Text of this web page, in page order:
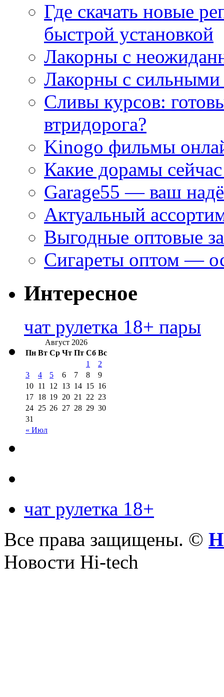
Где скачать новые
быстрой установкой
Лакорны с
Лакорны с сильными
Сливы курсов:
втридорога?
Kinogo фильмы
Какие дорамы
Garage55 — ваш
Актуальный
Выгодные оптовые
Сигареты оптом —
Интересное
чат рулетка 18+ пары
Август 2026
Пн Вт Ср Чт Пт Сб Вс
« Июл
1
2
3
4 5 6 7 8
9
10 11 12 13 14 15 16
17 18 19 20 21 22 23
24 25 26 27 28 29 30
31
чат рулетка 18+
Все права защищены. ©
Новости Hi-tech